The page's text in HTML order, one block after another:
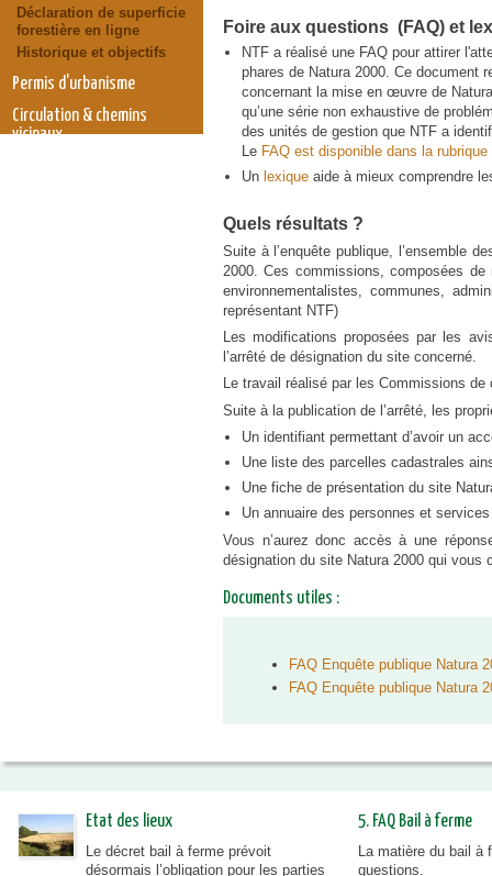
Foire aux questions (FAQ) et
NTF a réalisé une FAQ pour attirer
phares de Natura 2000. Ce document
concernant la mise en œuvre de
qu’une série non exhaustive de
des unités de gestion que NTF a
Le FAQ est disponible dans la
Un lexique aide à mieux comprendre
Quels résultats ?
Suite à l’enquête publique, l’ensemble
2000. Ces commissions, composées
environnementalistes, communes,
représentant NTF)
Les modifications proposées par les
l’arrêté de désignation du site concerné.
Le travail réalisé par les Commissions
Suite à la publication de l’arrêté, les
Un identifiant permettant d’avoir un
Une liste des parcelles cadastrales
Une fiche de présentation du site
Un annuaire des personnes et
Vous n’aurez donc accès à une
désignation du site Natura 2000 qui vous
Documents utiles :
FAQ Enquête publique Natura
FAQ Enquête publique Natura
Déclaration de superficie
forestière en ligne
Historique et objectifs
Permis d'urbanisme
Circulation & chemins
vicinaux
Etat des lieux
Le décret bail à ferme prévoit
désormais l’obligation pour les parties
5. FAQ Bail à ferme
La matière du bail à
questions.